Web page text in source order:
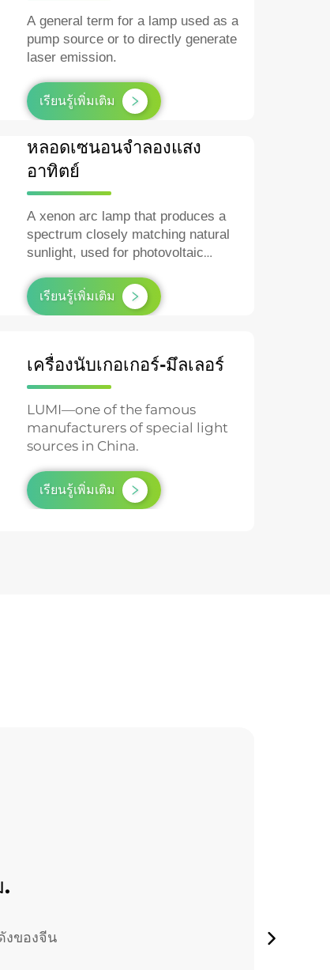
A general term for a lamp used as a
pump source or to directly generate
laser emission.
เรียนรู้เพิ่มเติม
หลอดเซนอนจำลองแสง
อาทิตย์
A xenon arc lamp that produces a
spectrum closely matching natural
sunlight, used for photovoltaic
เรียนรู้เพิ่มเติม
เครื่องนับเกอเกอร์-มึลเลอร์
LUMI—one of the famous
manufacturers of special light
sources in China.
เรียนรู้เพิ่มเติม
งของจีน